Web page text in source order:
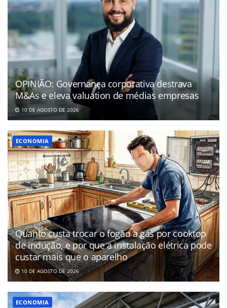
OPINIÃO: Governança corporativa destrava
M&As e eleva valuation de médias empresas
10 DE AGOSTO DE 2026
ECONOMIA
Quanto custa trocar o fogão a gás por cooktop
de indução, e por que a instalação elétrica pode
custar mais que o aparelho
10 DE AGOSTO DE 2026
ECONOMIA